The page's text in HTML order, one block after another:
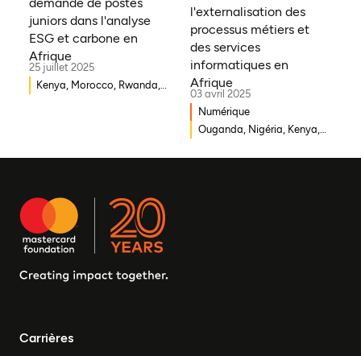
juniors dans l'analyse
ESG et carbone en
Afrique
25 juillet 2025
Kenya, Morocco, Rwanda,
du Congo, Malawi, Gambie,
d'Ivoire, Zambie, Syrie,
Tchad, Eswatini, Zimbabwe,
Tanzanie, Sud Soudan,
Afrique du Sud, Guinée-
Bénin, Togo
l'externalisation des
processus métiers et
des services
informatiques en
Afrique
03 avril 2025
Numérique
Ouganda, Nigéria, Kenya,
Carrières